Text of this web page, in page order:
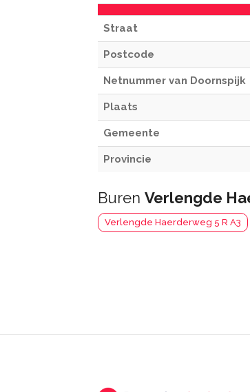
Straat
Postcode
Netnummer van Doornspijk
Plaats
Gemeente
Provincie
Buren Verlengde
Verlengde Haerderweg 5 R A3